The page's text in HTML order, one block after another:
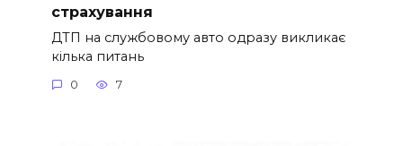
страхування
ДТП на службовому авто одразу викликає
кілька питань
0 7